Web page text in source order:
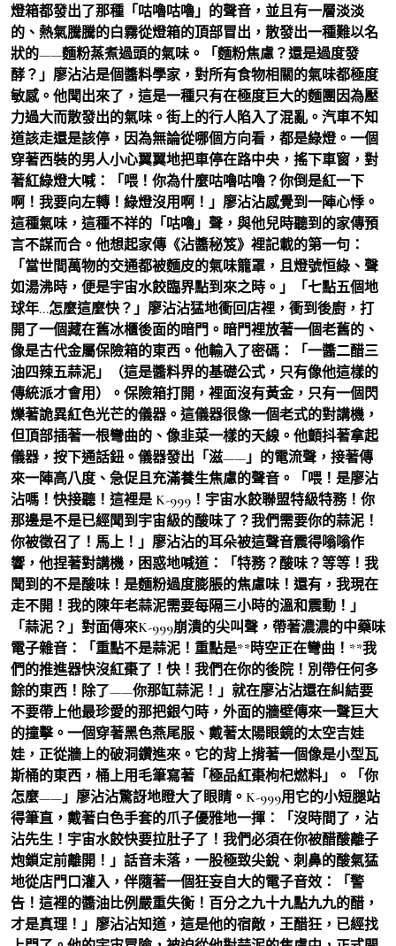
燈箱都發出了那種「咕嚕咕嚕」的聲音，並且有一層淡淡
的、熱氣騰騰的白霧從燈箱的頂部冒出，散發出一種難以名
狀的——麵粉蒸煮過頭的氣味。「麵粉焦慮？還是過度發
酵？」廖沾沾是個醬料學家，對所有食物相關的氣味都極度
敏感。他聞出來了，這是一種只有在極度巨大的麵團因為壓
力過大而散發出的氣味。街上的行人陷入了混亂。汽車不知
道該走還是該停，因為無論從哪個方向看，都是綠燈。一個
穿著西裝的男人小心翼翼地把車停在路中央，搖下車窗，對
著紅綠燈大喊：「喂！你為什麼咕嚕咕嚕？你倒是紅一下
啊！我要向左轉！綠燈沒用啊！」廖沾沾感覺到一陣心悸。
這種氣味，這種不祥的「咕嚕」聲，與他兒時聽到的家傳預
言不謀而合。他想起家傳《沾醬秘笈》裡記載的第一句：
「當世間萬物的交通都被麵皮的氣味籠罩，且燈號恒綠、聲
如湯沸時，便是宇宙水餃臨界點到來之時。」「七點五個地
球年…怎麼這麼快？」廖沾沾猛地衝回店裡，衝到後廚，打
開了一個藏在舊冰櫃後面的暗門。暗門裡放著一個老舊的、
像是古代金屬保險箱的東西。他輸入了密碼：「一醬二醋三
油四辣五蒜泥」（這是醬料界的基礎公式，只有像他這樣的
傳統派才會用）。保險箱打開，裡面沒有黃金，只有一個閃
爍著詭異紅色光芒的儀器。這儀器很像一個老式的對講機，
但頂部插著一根彎曲的、像韭菜一樣的天線。他顫抖著拿起
儀器，按下通話鈕。儀器發出「滋——」的電流聲，接著傳
來一陣高八度、急促且充滿養生焦慮的聲音。「喂！是廖沾
沾嗎！快接聽！這裡是 K-999！宇宙水餃聯盟特級特務！你
那邊是不是已經聞到宇宙級的酸味了？我們需要你的蒜泥！
你被徵召了！馬上！」廖沾沾的耳朵被這聲音震得嗡嗡作
響，他捏著對講機，困惑地喊道：「特務？酸味？等等！我
聞到的不是酸味！是麵粉過度膨脹的焦慮味！還有，我現在
走不開！我的陳年老蒜泥需要每隔三小時的溫和震動！」
「蒜泥？」對面傳來K-999崩潰的尖叫聲，帶著濃濃的中藥味
電子雜音：「重點不是蒜泥！重點是**時空正在彎曲！**我
們的推進器快沒紅棗了！快！我們在你的後院！別帶任何多
餘的東西！除了——你那缸蒜泥！」就在廖沾沾還在糾結要
不要帶上他最珍愛的那把銀勺時，外面的牆壁傳來一聲巨大
的撞擊。一個穿著黑色燕尾服、戴著太陽眼鏡的太空吉娃
娃，正從牆上的破洞鑽進來。它的背上揹著一個像是小型瓦
斯桶的東西，桶上用毛筆寫著「極品紅棗枸杞燃料」。「你
怎麼——」廖沾沾驚訝地瞪大了眼睛。K-999用它的小短腿站
得筆直，戴著白色手套的爪子優雅地一揮：「沒時間了，沾
沾先生！宇宙水餃快要拉肚子了！我們必須在你被醋酸離子
炮鎖定前離開！」話音未落，一股極致尖銳、刺鼻的酸氣猛
地從店門口灌入，伴隨著一個狂妄自大的電子音效：「警
告！這裡的醬油比例嚴重失衡！百分之九十九點九九的醋，
才是真理！」廖沾沾知道，這是他的宿敵，王醋狂，已經找